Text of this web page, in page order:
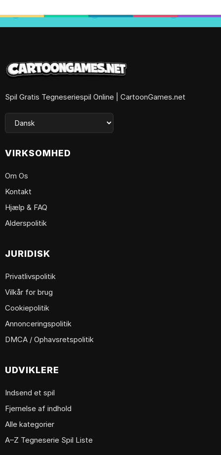
Spil Gratis Tegneseriespil Online | CartoonGames.net
VIRKSOMHED
Om Os
Kontakt
Hjælp & FAQ
Alderspolitik
JURIDISK
Privatlivspolitik
Vilkår for brug
Cookiepolitik
Annonceringspolitik
DMCA / Ophavsretspolitik
UDVIKLERE
Indsend et spil
Fjernelse af indhold
Alle kategorier
A–Z Tegneserie Spil Liste